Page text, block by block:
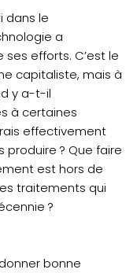
dans le
a
efforts. C’est le
capitaliste, mais à
y a-t-il
à certaines
effectivement
? Que faire
est hors de
traitements qui
?
bonne